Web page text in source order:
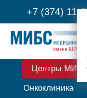
+7 (374) 11
Центры
Онкоклиника